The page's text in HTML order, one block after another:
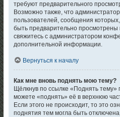
требуют предварительного
Возможно также, что
пользователей, сообщения
быть предварительно
свяжитесь с администратором
дополнительной информации.
Вернуться к началу
Как мне вновь поднять мою тему?
Щёлкнув по ссылке «Поднять
можете «поднять» её в верхнюю
Если этого не происходит, то это
поднятия тем могла быть